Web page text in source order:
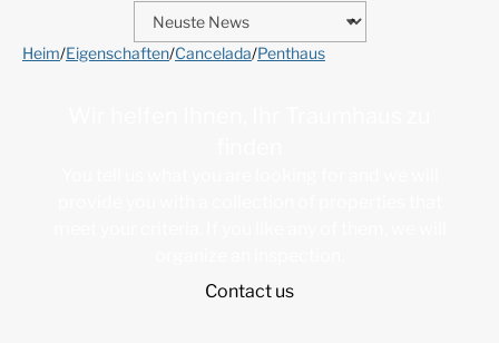
Heim/Eigenschaften/Cancelada/Penthaus
Contact us